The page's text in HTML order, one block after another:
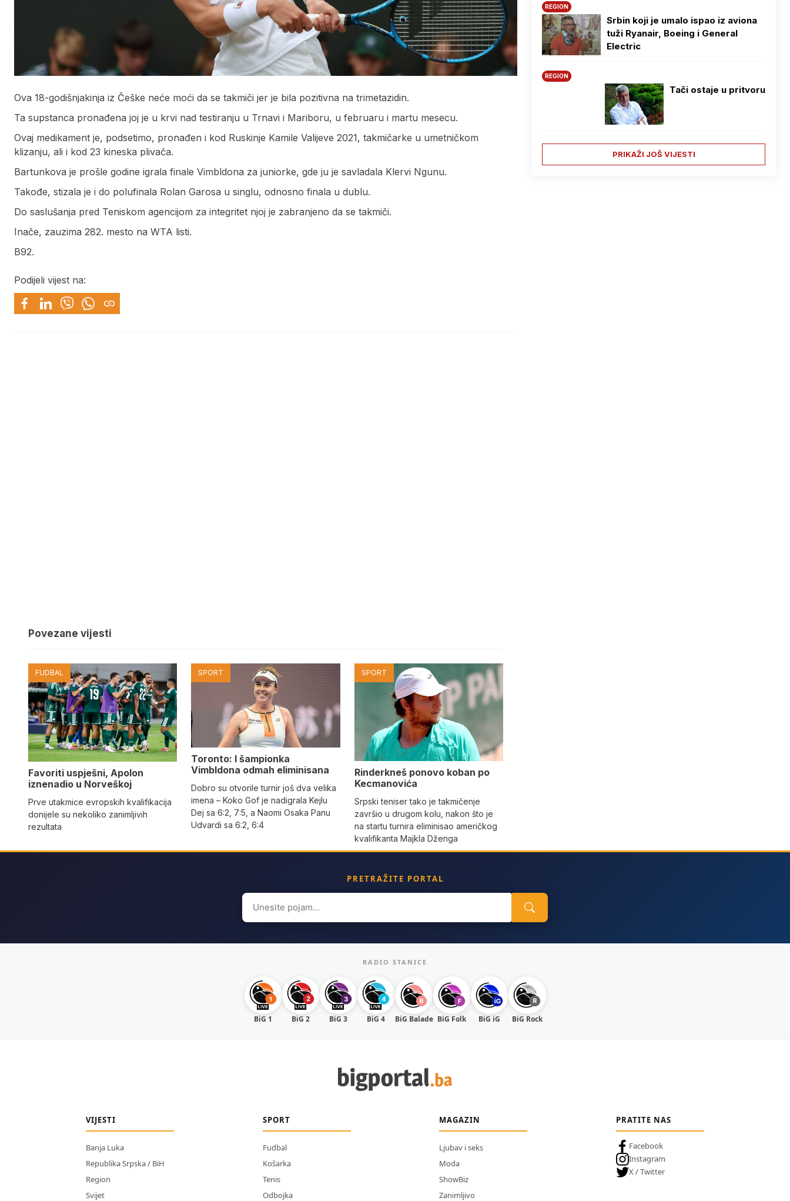
Ova 18-godišnjakinja iz Češke neće moći da se takmiči jer je bila pozitivna na trimetazidin.
Ta supstanca pronađena joj je u krvi nad testiranju u Trnavi i Mariboru, u februaru i martu mesecu.
Ovaj medikament je, podsetimo, pronađen i kod Ruskinje Kamile Valijeve 2021, takmičarke u umetničkom
klizanju, ali i kod 23 kineska plivača.
Bartunkova je prošle godine igrala finale Vimbldona za juniorke, gde ju je savladala Klervi Ngunu.
Takođe, stizala je i do polufinala Rolan Garosa u singlu, odnosno finala u dublu.
Do saslušanja pred Teniskom agencijom za integritet njoj je zabranjeno da se takmiči.
Inače, zauzima 282. mesto na WTA listi.
B92.
Podijeli vijest na:
Povezane vijesti
FUDBAL
Favoriti uspješni, Apolon
iznenadio u Norveškoj
Prve utakmice evropskih kvalifikacija
donijele su nekoliko zanimljivih
rezultata
SPORT
Toronto: I šampionka
Vimbldona odmah eliminisana
Dobro su otvorile turnir još dva velika
imena – Koko Gof je nadigrala Kejlu
Dej sa 6:2, 7:5, a Naomi Osaka Panu
Udvardi sa 6:2, 6:4
SPORT
Rinderkneš ponovo koban po
Kecmanovića
Srpski teniser tako je takmičenje
završio u drugom kolu, nakon što je
na startu turnira eliminisao američkog
kvalifikanta Majkla Dženga
REGION
Srbin koji je umalo ispao iz aviona
tuži Ryanair, Boeing i General
Electric
REGION
Tači ostaje u pritvoru
PRIKAŽI JOŠ VIJESTI
PRETRAŽITE PORTAL
Search
for:
RADIO STANICE
BiG 1 BiG 2 BiG 3 BiG 4 BiG Balade BiG Folk BiG iG BiG Rock
VIJESTI
Banja Luka
Republika Srpska / BiH
Region
Svijet
SPORT
Fudbal
Košarka
Tenis
Odbojka
MAGAZIN
Ljubav i seks
Moda
ShowBiz
Zanimljivo
PRATITE NAS
Facebook
Instagram
X / Twitter